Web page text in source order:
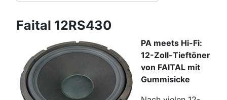
Faital 12RS430
PA meets Hi-Fi:
12-Zoll-Tieftöner
von FAITAL mit
Gummisicke